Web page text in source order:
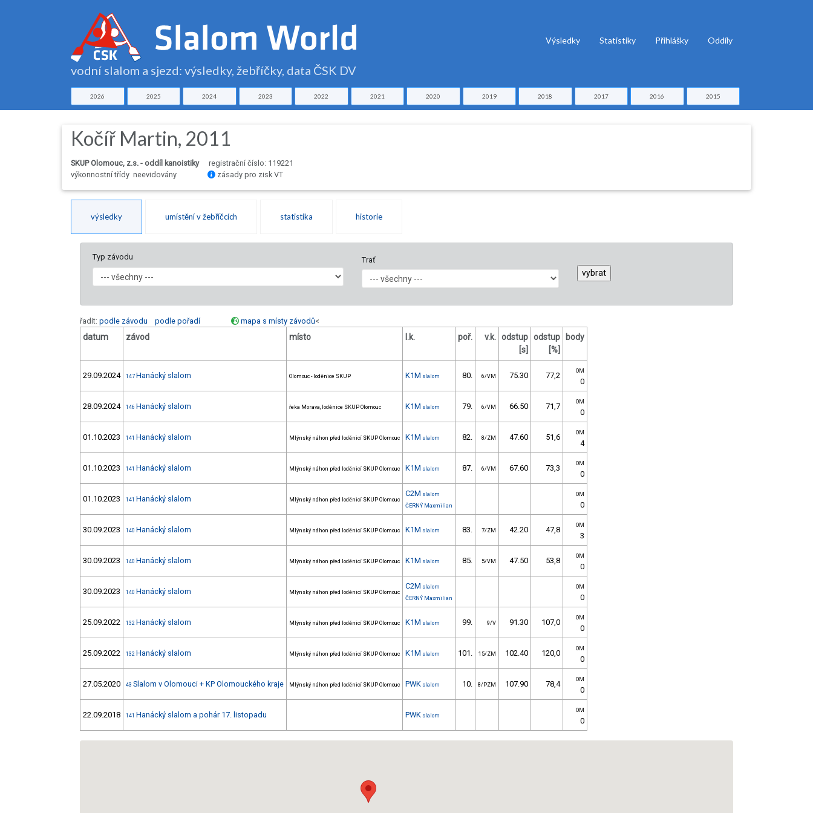
vodní slalom a sjezd: výsledky, žebříčky, data ČSK DV
Výsledky Statistiky Přihlášky Oddíly
2026 2025 2024 2023 2022 2021 2020 2019 2018 2017 2016 2015
Kočíř Martin, 2011
SKUP Olomouc, z.s. - oddíl kanoistiky
registrační číslo: 119221
výkonnostní třídy neevidovány
zásady pro zisk VT
výsledky umístění v žebříčcích statistika historie
Typ závodu Trať
řadit: podle závodu podle pořadí mapa s místy závodů<
datum závod místo l.k. poř. v.k. odstup
[s]
odstup
[%]
body
29.09.2024 147 Hanácký slalom Olomouc - loděnice SKUP K1M slalom 80. 6/VM 75.30 77,2 OM
0
28.09.2024 146 Hanácký slalom řeka Morava, loděnice SKUP Olomouc K1M slalom 79. 6/VM 66.50 71,7 OM
0
01.10.2023 141 Hanácký slalom Mlýnský náhon před loděnicí SKUP Olomouc K1M slalom 82. 8/ZM 47.60 51,6 OM
4
01.10.2023 141 Hanácký slalom Mlýnský náhon před loděnicí SKUP Olomouc K1M slalom 87. 6/VM 67.60 73,3 OM
0
01.10.2023 141 Hanácký slalom Mlýnský náhon před loděnicí SKUP Olomouc
C2M slalom
ČERNÝ Maxmilian
OM
0
30.09.2023 140 Hanácký slalom Mlýnský náhon před loděnicí SKUP Olomouc K1M slalom 83. 7/ZM 42.20 47,8 OM
3
30.09.2023 140 Hanácký slalom Mlýnský náhon před loděnicí SKUP Olomouc K1M slalom 85. 5/VM 47.50 53,8 OM
0
30.09.2023 140 Hanácký slalom Mlýnský náhon před loděnicí SKUP Olomouc
C2M slalom
ČERNÝ Maxmilian
OM
0
25.09.2022 132 Hanácký slalom Mlýnský náhon před loděnicí SKUP Olomouc K1M slalom 99. 9/V 91.30 107,0 OM
0
25.09.2022 132 Hanácký slalom Mlýnský náhon před loděnicí SKUP Olomouc K1M slalom 101. 15/ZM 102.40 120,0 OM
0
27.05.2020 43 Slalom v Olomouci + KP Olomouckého kraje Mlýnský náhon před loděnicí SKUP Olomouc PWK slalom 10. 8/PZM 107.90 78,4 OM
0
22.09.2018 141 Hanácký slalom a pohár 17. listopadu PWK slalom
OM
0